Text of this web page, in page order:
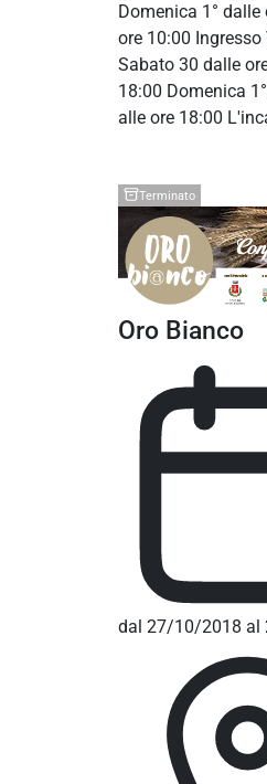
Domenica 1° dalle
ore 10:00
Sabato 30 dalle
18:00 Domenica
alle ore 18:00
Terminato
Oro Bianco
dal 27/10/2018 al